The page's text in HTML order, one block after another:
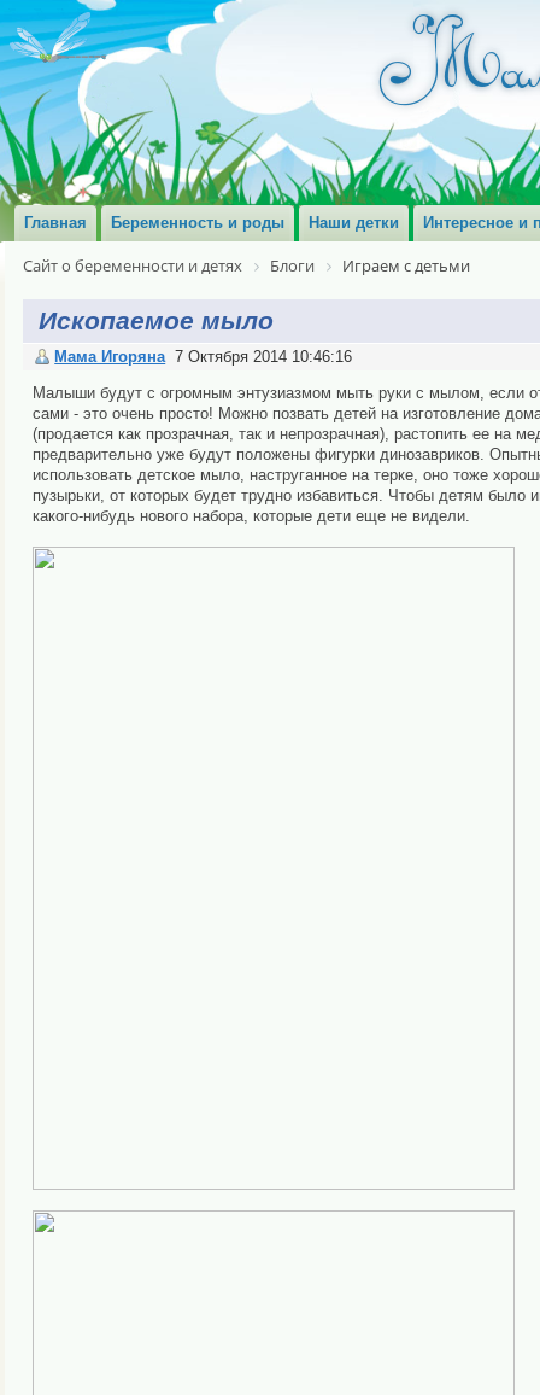
Главная Беременность и роды Наши детки Интересное и
Сайт о беременности и детях Блоги Играем с детьми
Ископаемое мыло
Мама Игоряна 7 Октября 2014 10:46:16
Малыши будут с огромным энтузиазмом мыть руки с мылом, если
сами - это очень просто! Можно позвать детей на изготовление
(продается как прозрачная, так и непрозрачная), растопить ее
предварительно уже будут положены фигурки динозавриков.
использовать детское мыло, наструганное на терке, оно тоже
пузырьки, от которых будет трудно избавиться. Чтобы детям было
какого-нибудь нового набора, которые дети еще не видели.